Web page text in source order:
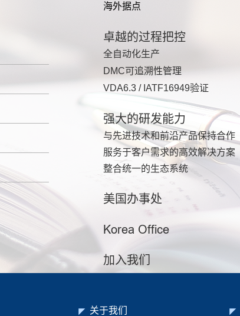
海外据点
卓越的过程把控
全自动化生产
DMC可追溯性管理
VDA6.3 / IATF16949验证
强大的研发能力
与先进技术和前沿产品保持合作
服务于客户需求的高效解决方案
整合统一的生态系统
美国办事处
Korea Office
加入我们
关于我们